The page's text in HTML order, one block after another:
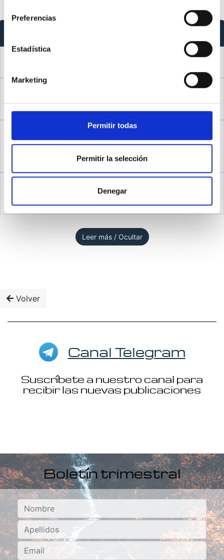
Preferencias
Estadística
Marketing
Permitir todas
Permitir la selección
Denegar
Nada de lo que veo en esta habitación [en esta calle,
2
esta calle, desde esta ventana, en este lugar] todo el
esta calle, desde esta ventana, en este lugar].
Leer más / Ocultar
Volver
Canal Telegram
Suscríbete a nuestro canal para
recibir las nuevas publicaciones
Boletín trimestral